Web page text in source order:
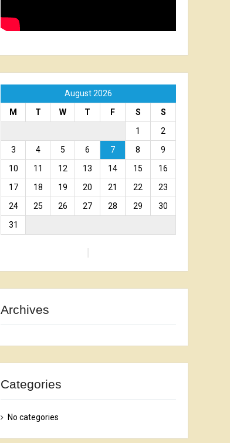
August 2026
M
T W T F S
S
1
2
3
4 5 6 7 8
9
10
11 12 13 14 15
16
17
18 19 20 21 22
23
24
25 26 27 28 29
30
31
Archives
Categories
No categories